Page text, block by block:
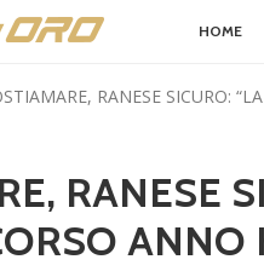
HOME
RANESE SICURO:
RANESE